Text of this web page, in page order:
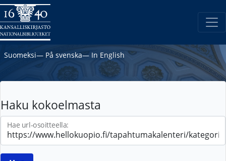
Suomeksi― På svenska― In English
Haku kokoelmasta
Hae url-osoitteella: